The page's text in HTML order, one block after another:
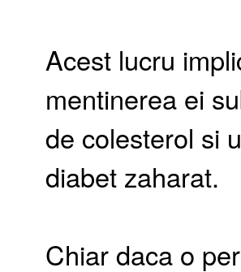
Acest lucru
mentinerea ei
de colesterol si
diabet zaharat.
Chiar daca o